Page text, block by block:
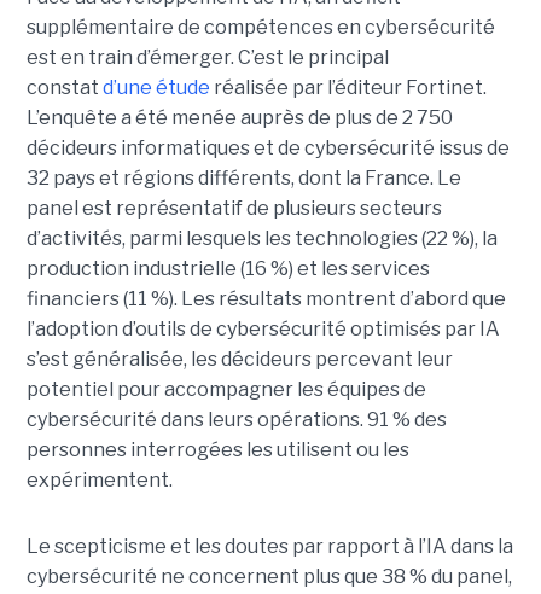
supplémentaire de compétences en cybersécurité
est en train d’émerger. C’est le principal
constat d’une étude réalisée par l’éditeur Fortinet.
L’enquête a été menée auprès de plus de 2 750
décideurs informatiques et de cybersécurité issus de
32 pays et régions différents, dont la France. Le
panel est représentatif de plusieurs secteurs
d’activités, parmi lesquels les technologies (22 %), la
production industrielle (16 %) et les services
financiers (11 %). Les résultats montrent d’abord que
l’adoption d’outils de cybersécurité optimisés par IA
s’est généralisée, les décideurs percevant leur
potentiel pour accompagner les équipes de
cybersécurité dans leurs opérations. 91 % des
personnes interrogées les utilisent ou les
expérimentent.
Le scepticisme et les doutes par rapport à l’IA dans la
cybersécurité ne concernent plus que 38 % du panel,